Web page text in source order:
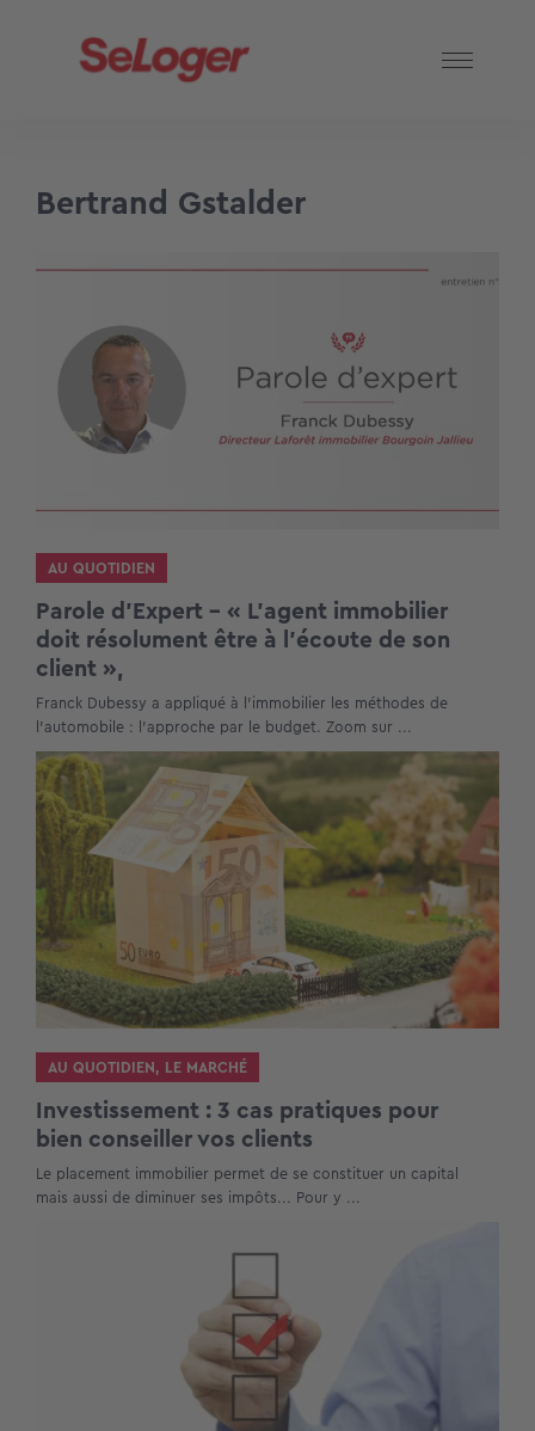
Bertrand Gstalder
AU QUOTIDIEN
Parole d’Expert – « L’agent immobilier
doit résolument être à l’écoute de son
client »,
Franck Dubessy a appliqué à l'immobilier les méthodes de
l'automobile : l'approche par le budget. Zoom sur ...
AU QUOTIDIEN, LE MARCHÉ
Investissement : 3 cas pratiques pour
bien conseiller vos clients
Le placement immobilier permet de se constituer un capital
mais aussi de diminuer ses impôts... Pour y ...